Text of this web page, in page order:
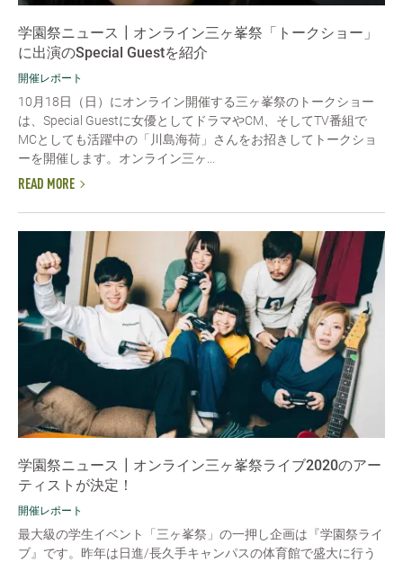
学園祭ニュース┃オンライン三ヶ峯祭「トークショー」
に出演のSpecial Guestを紹介
開催レポート
10月18日（日）にオンライン開催する三ヶ峯祭のトークショー
は、Special Guestに女優としてドラマやCM、そしてTV番組で
MCとしても活躍中の「川島海荷」さんをお招きしてトークショ
ーを開催します。オンライン三ヶ...
READ MORE
学園祭ニュース┃オンライン三ヶ峯祭ライブ2020のアー
ティストが決定！
開催レポート
最大級の学生イベント「三ヶ峯祭」の一押し企画は『学園祭ライ
ブ』です。昨年は日進/長久手キャンパスの体育館で盛大に行う